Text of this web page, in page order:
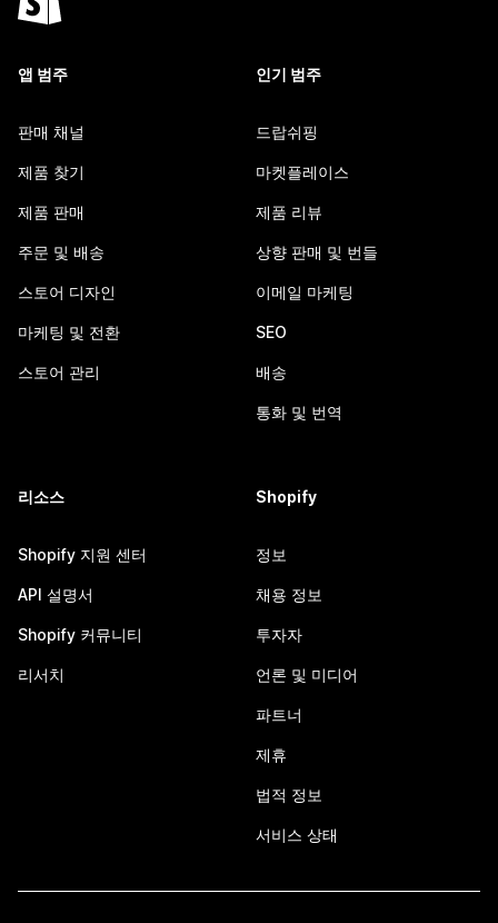
앱 범주
판매 채널
제품 찾기
제품 판매
주문 및 배송
스토어 디자인
마케팅 및 전환
스토어 관리
인기 범주
드랍쉬핑
마켓플레이스
제품 리뷰
상향 판매 및 번들
이메일 마케팅
SEO
배송
통화 및 번역
리소스
Shopify 지원 센터
API 설명서
Shopify 커뮤니티
리서치
Shopify
정보
채용 정보
투자자
언론 및 미디어
파트너
제휴
법적 정보
서비스 상태